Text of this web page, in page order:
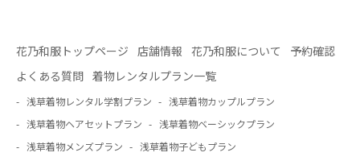
花乃和服トップページ 店舗情報 花乃和服について
予約確認
よくある質問 着物レンタルプラン一覧
浅草着物レンタル学割プラン
浅草着物カップルプラン
浅草着物ヘアセットプラン
浅草着物ベーシックプラン
浅草着物メンズプラン
浅草着物子どもプラン